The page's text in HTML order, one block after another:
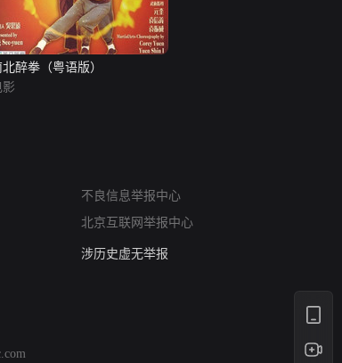
醉拳（粤语版）
影
不良信息举报中心
北京互联网举报中心
亚运会举报专区
涉历史虚无举报